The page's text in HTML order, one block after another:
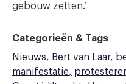
gebouw zetten.’
Categorieën & Tags
Nieuws
Bert van Laar
manifestatie